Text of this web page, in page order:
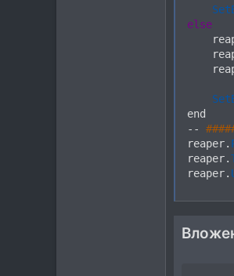
else
--
reaper.
reaper.
reaper.